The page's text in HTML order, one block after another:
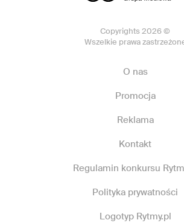
Copyrights 2026 ©
Wszelkie prawa
O nas
Promocja
Reklama
Kontakt
Regulamin konkursu
Polityka prywatności
Logotyp Rytmy.pl